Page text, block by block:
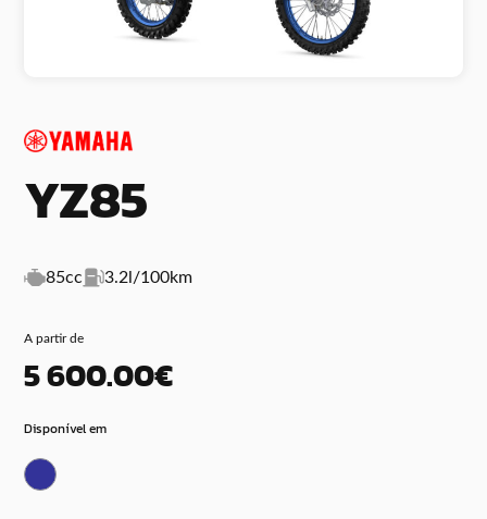
YZ85
85cc 3.2l/100km
A partir de
5 600.00€
Disponível em